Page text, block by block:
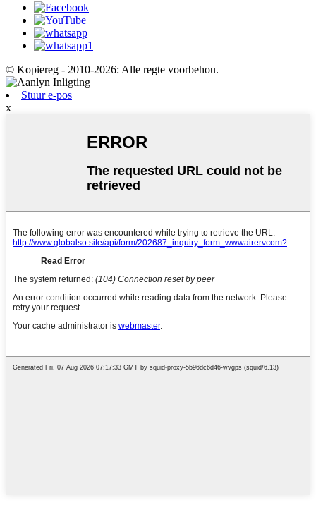
© Kopiereg - 2010-2026: Alle regte voorbehou.
Stuur e-pos
x